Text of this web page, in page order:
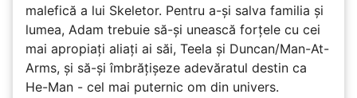
malefică a lui Skeletor. Pentru a-și salva familia și
lumea, Adam trebuie să-și unească forțele cu cei
mai apropiați aliați ai săi, Teela și Duncan/Man-At-
Arms, și să-și îmbrățișeze adevăratul destin ca
He-Man - cel mai puternic om din univers.